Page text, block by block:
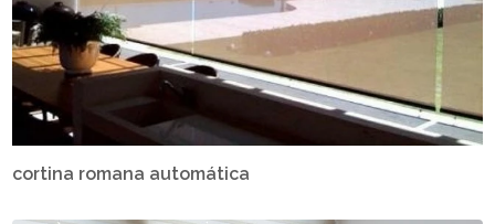
cortina romana automática